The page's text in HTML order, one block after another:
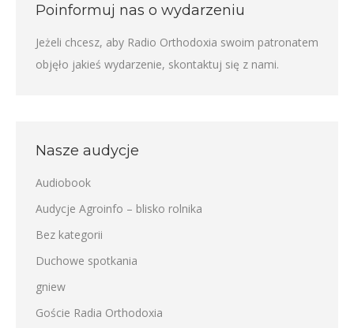
Poinformuj nas o wydarzeniu
Jeżeli chcesz, aby Radio Orthodoxia swoim patronatem
objęło jakieś wydarzenie, skontaktuj się z nami.
Nasze audycje
Audiobook
Audycje Agroinfo – blisko rolnika
Bez kategorii
Duchowe spotkania
gniew
Goście Radia Orthodoxia